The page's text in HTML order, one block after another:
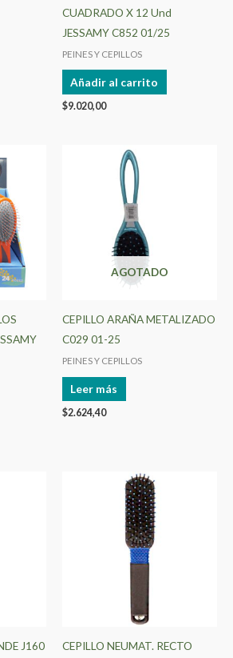
CUADRADO X 12 Und
JESSAMY C852 01/25
PEINES Y CEPILLOS
Añadir al carrito
$9.020,00
AGOTADO
CEPILLO ARAÑA METALIZADO
C029 01-25
PEINES Y CEPILLOS
Leer más
$2.624,40
J160
CEPILLO NEUMAT. RECTO